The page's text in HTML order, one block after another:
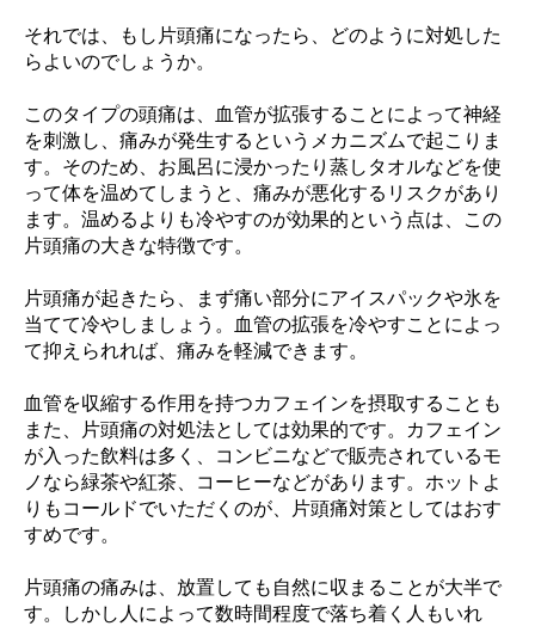
それでは、もし片頭痛になったら、どのように対処した
らよいのでしょうか。
このタイプの頭痛は、血管が拡張することによって神経
を刺激し、痛みが発生するというメカニズムで起こりま
す。そのため、お風呂に浸かったり蒸しタオルなどを使
って体を温めてしまうと、痛みが悪化するリスクがあり
ます。温めるよりも冷やすのが効果的という点は、この
片頭痛の大きな特徴です。
片頭痛が起きたら、まず痛い部分にアイスパックや氷を
当てて冷やしましょう。血管の拡張を冷やすことによっ
て抑えられれば、痛みを軽減できます。
血管を収縮する作用を持つカフェインを摂取することも
また、片頭痛の対処法としては効果的です。カフェイン
が入った飲料は多く、コンビニなどで販売されているモ
ノなら緑茶や紅茶、コーヒーなどがあります。ホットよ
りもコールドでいただくのが、片頭痛対策としてはおす
すめです。
片頭痛の痛みは、放置しても自然に収まることが大半で
す。しかし人によって数時間程度で落ち着く人もいれ